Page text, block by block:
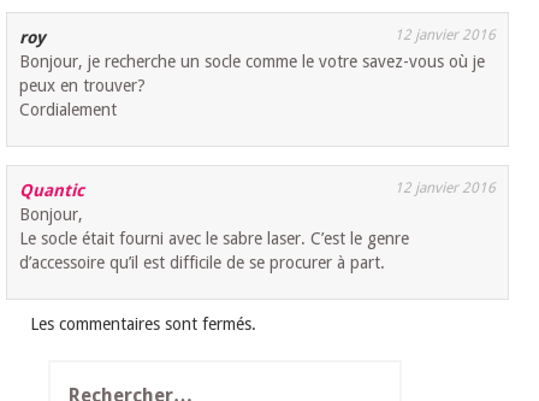
roy 12 janvier 2016
Bonjour, je recherche un socle comme le votre savez-vous où je
peux en trouver?
Cordialement
Quantic 12 janvier 2016
Bonjour,
Le socle était fourni avec le sabre laser. C’est le genre
d’accessoire qu’il est difficile de se procurer à part.
Les commentaires sont fermés.